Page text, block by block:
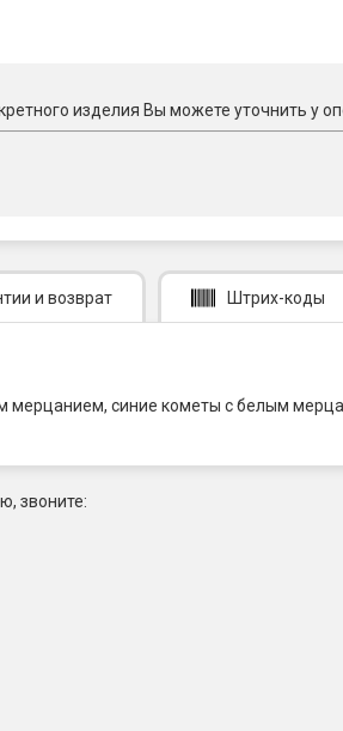
изделия Вы можете уточнить у
и возврат Штрих-коды
мерцанием, синие кометы с белым
звоните: